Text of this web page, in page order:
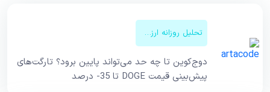
تحلیل روزانه ارزهای دیجیتال
دوج‌کوین تا چه حد می‌تواند پایین برود؟ تارگت‌های
پیش‌بینی قیمت DOGE تا 35- درصد